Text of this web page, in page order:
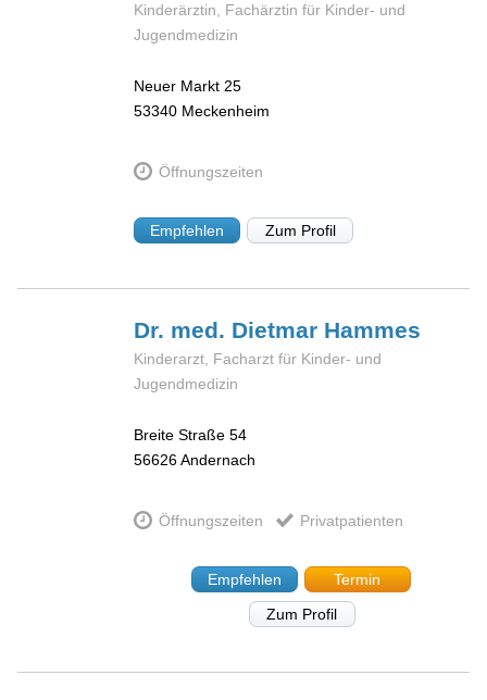
Kinderärztin, Fachärztin für Kinder- und
Jugendmedizin
Neuer Markt 25
53340 Meckenheim
Öffnungszeiten
Empfehlen Zum Profil
Dr. med. Dietmar Hammes
Kinderarzt, Facharzt für Kinder- und
Jugendmedizin
Breite Straße 54
56626Andernach
Öffnungszeiten Privatpatienten
Empfehlen
Termin
Zum Profil